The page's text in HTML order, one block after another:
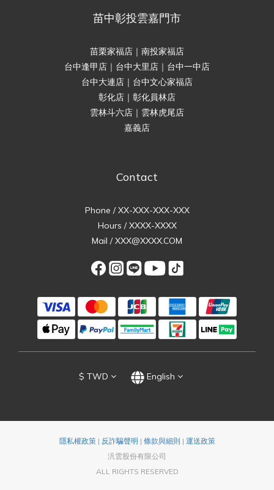
苗中彰投雲嘉門市
苗栗家福店｜南投家福店
台中逢甲店｜台中大里店｜台中一中店
台中大連店｜台中文心家福店
彰化店｜彰化員林店
雲林斗六店｜雲林虎尾店
嘉義店
Contact
Phone / XX-XXX-XXX-XXX
Hours / XXXX-XXXX
Mail / XXX@XXXX.COM
$ TWD English
隱私權政策| 反詐騙聲明 | 條款與細則 | 運送政策
汎雲股份有限公司
ALL RIGHTS RESERVED